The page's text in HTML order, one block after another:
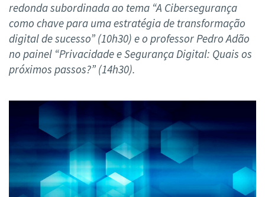
redonda subordinada ao tema “A Cibersegurança
como chave para uma estratégia de transformação
digital de sucesso” (10h30) e o professor Pedro Adão
no painel “Privacidade e Segurança Digital: Quais os
próximos passos?” (14h30).